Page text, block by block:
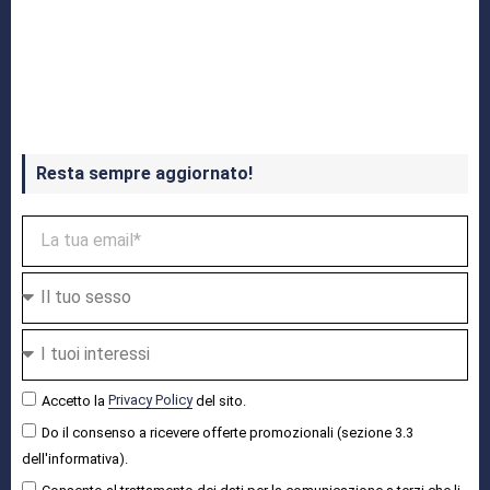
Resta sempre aggiornato!
Accetto la Privacy Policydel sito.
Do il consenso a ricevere offerte promozionali (sezione 3.3
dell'informativa).